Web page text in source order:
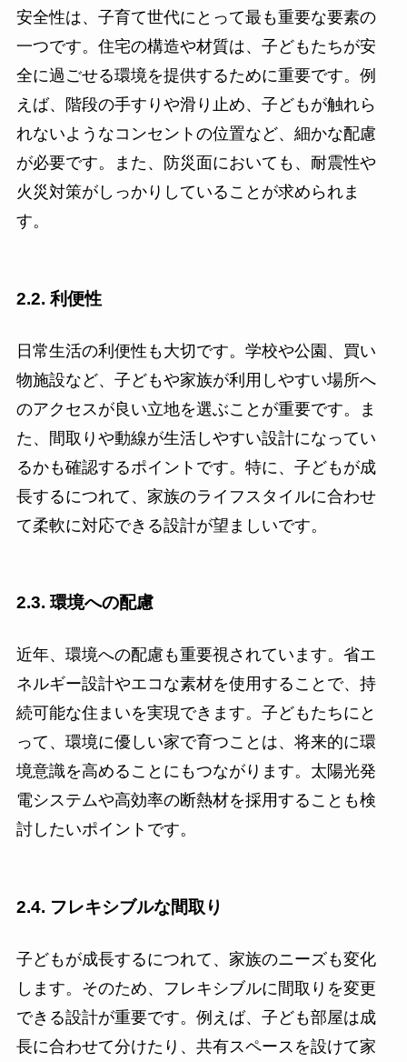
安全性は、子育て世代にとって最も重要な要素の
一つです。住宅の構造や材質は、子どもたちが安
全に過ごせる環境を提供するために重要です。例
えば、階段の手すりや滑り止め、子どもが触れら
れないようなコンセントの位置など、細かな配慮
が必要です。また、防災面においても、耐震性や
火災対策がしっかりしていることが求められま
す。
2.2. 利便性
日常生活の利便性も大切です。学校や公園、買い
物施設など、子どもや家族が利用しやすい場所へ
のアクセスが良い立地を選ぶことが重要です。ま
た、間取りや動線が生活しやすい設計になってい
るかも確認するポイントです。特に、子どもが成
長するにつれて、家族のライフスタイルに合わせ
て柔軟に対応できる設計が望ましいです。
2.3. 環境への配慮
近年、環境への配慮も重要視されています。省エ
ネルギー設計やエコな素材を使用することで、持
続可能な住まいを実現できます。子どもたちにと
って、環境に優しい家で育つことは、将来的に環
境意識を高めることにもつながります。太陽光発
電システムや高効率の断熱材を採用することも検
討したいポイントです。
2.4. フレキシブルな間取り
子どもが成長するにつれて、家族のニーズも変化
します。そのため、フレキシブルに間取りを変更
できる設計が重要です。例えば、子ども部屋は成
長に合わせて分けたり、共有スペースを設けて家